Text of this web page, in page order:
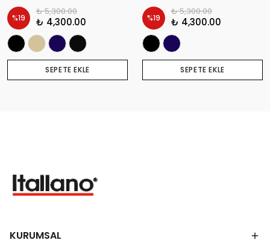
%19
₺ 5,300.00
₺ 4,300.00
SEPETE EKLE
%19
₺ 5,300.00
₺ 4,300.00
SEPETE EKLE
KURUMSAL